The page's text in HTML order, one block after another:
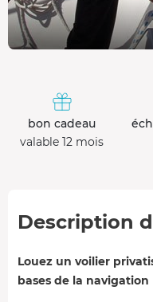
bon cadeau
valable 12 mois
Description
Louez un voilier
bases de la navigation